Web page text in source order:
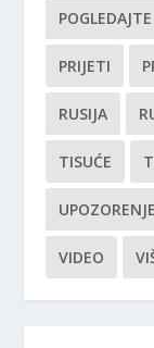
POGLEDAJTE
PRIJETI
RUSIJA
TISUĆE
UPOZORENJE
VIDEO